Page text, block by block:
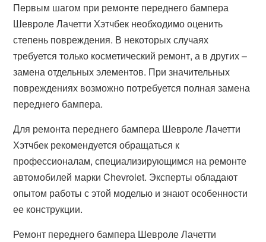
Первым шагом при ремонте переднего бампера
Шевроле Лачетти Хэтчбек необходимо оценить
степень повреждения. В некоторых случаях
требуется только косметический ремонт, а в других –
замена отдельных элементов. При значительных
повреждениях возможно потребуется полная замена
переднего бампера.
Для ремонта переднего бампера Шевроле Лачетти
Хэтчбек рекомендуется обращаться к
профессионалам, специализирующимся на ремонте
автомобилей марки Chevrolet. Эксперты обладают
опытом работы с этой моделью и знают особенности
ее конструкции.
Ремонт переднего бампера Шевроле Лачетти